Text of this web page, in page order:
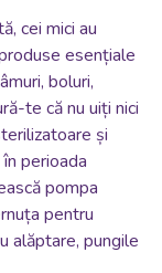
cei mici au
esențiale
boluri,
te că nu uiți nici
și
perioada
pompa
pentru
alăptare, pungile